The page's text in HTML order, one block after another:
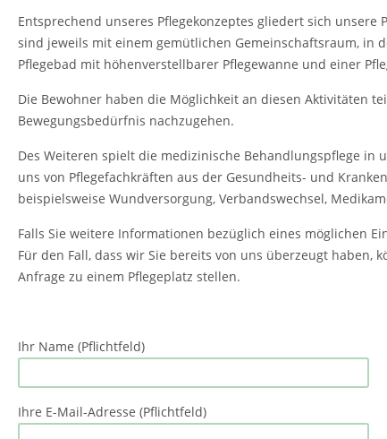
Entsprechend unseres Pflegekonzeptes gliedert sich
sind jeweils mit einem gemütlichen Gemeinschaftsraum, in
Pflegebad mit höhenverstellbarer Pflegewanne und einer
Die Bewohner haben die Möglichkeit an diesen Aktivitäten
Bewegungsbedürfnis nachzugehen.
Des Weiteren spielt die medizinische Behandlungspflege in
uns von Pflegefachkräften aus der Gesundheits- und
beispielsweise Wundversorgung, Verbandswechsel,
Falls Sie weitere Informationen bezüglich eines möglichen
Für den Fall, dass wir Sie bereits von uns überzeugt
Anfrage zu einem Pflegeplatz stellen.
Ihr Name (Pflichtfeld)
Ihre E-Mail-Adresse (Pflichtfeld)